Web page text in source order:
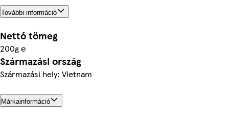
További információ
Nettó tömeg
200g ℮
Származási ország
Származási hely: Vietnam
Márkainformáció